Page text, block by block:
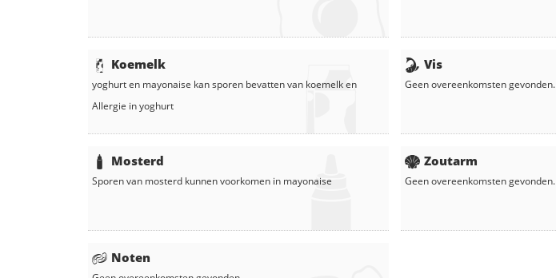
Koemelk
yoghurten mayonaise kan sporen bevatten van koemelk en
Allergie inyoghurt
Mosterd
Sporen van mosterd kunnen voorkomen in mayonaise
Noten
Vis
Geen overeenkomsten gevonden.
Zoutarm
Geen overeenkomsten gevonden.